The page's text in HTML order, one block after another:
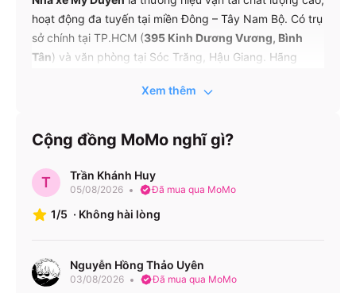
hoạt động đa tuyến tại miền Đông – Tây Nam Bộ. Có trụ
sở chính tại TP.HCM (395 Kinh Dương Vương, Bình
Tân) và văn phòng tại Sóc Trăng, Hậu Giang. Hãng
46 chỗ, limousine 34 chỗ, đi kèm dịch vụ vận chuyển
sáng đến 24h hàng ngày, với tổng đài hỗ trợ khách
24/7.
Tuyến xe – Giá vé – Lịch chạy
HCM →
Sóc Trăng
Giường
nằm 41 chỗ
23:50
Xem thêm
Cộng đồng MoMo nghĩ gì?
T Trần Khánh Huy
05/08/2026 Đã mua qua MoMo
1/5 · Không hài lòng
Nguyễn Hồng Thảo Uyên
03/08/2026 Đã mua qua MoMo